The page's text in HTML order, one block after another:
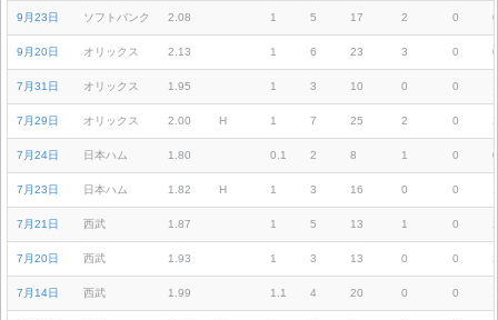
9月23日 ソフトバンク 2.08 1 5 17 2 0 0
9月20日 オリックス 2.13 1 6 23 3 0 0
7月31日 オリックス 1.95 1 3 10 0 0
7月29日 オリックス 2.00 H 1 7 25 2 0 2
7月24日 日本ハム 1.80 0.1 2 8 1 0 0
7月23日 日本ハム 1.82 H 1 3 16 0 0
7月21日 西武 1.87 1 5 13 1 0 2
7月20日 西武 1.93 1 3 13 0 0 2
7月14日 西武 1.99 1.1 4 20 0 0